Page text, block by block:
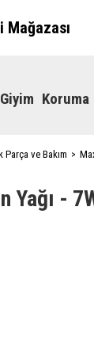
Giyim Koruma
Parça ve Bakım
Yağı -